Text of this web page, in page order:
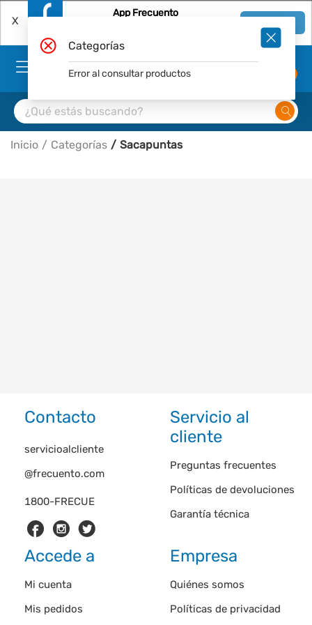
X
App Frecuento
Inicio Categorías Sacapuntas
Contacto
1800-FRECUE
servicioalcliente
@frecuento.com
Servicio al
cliente
Preguntas frecuentes
Políticas de devoluciones
Garantía técnica
Accede a
Mi cuenta
Mis pedidos
Empresa
Quiénes somos
Políticas de privacidad
Categorías
Error al consultar productos